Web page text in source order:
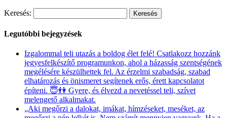
Keresés:
Legutóbbi bejegyzések
Izgalommal teli utazás a boldog élet felé! Csatlakozz hozzánk
jegyesfelkészítő programunkon, ahol a házasság szentségének
megélésére készülhettek fel. Az érzelmi szabadság, szabad
elhatározás és önismeret segítenek erős, érett kapcsolatot
építeni. 😇👫 Gyere, és élvezd a nevetéssel teli, szívet
melengető alkalmakat.
„Aki megőrzi a dalokat, imákat, hímzéseket, meséket, az